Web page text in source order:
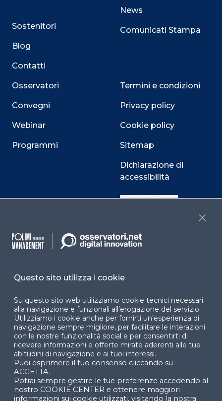
Sostenitori
Blog
Contatti
Osservatori
Convegni
Webinar
Programmi
News
Comunicati Stampa
Termini e condizioni
Privacy policy
Cookie policy
Sitemap
Dichiarazione di
accessibilità
Cookie Center
Facebook LinkedIn
© 2024 Copyright © Politecnico di Milano Dipartimento
di Ingegneria Gestionale
Questo sito utilizza i cookie
Su questo sito web utilizziamo cookie tecnici necessari
alla navigazione e funzionali all’erogazione del servizio.
Utilizziamo i cookie anche per fornirti un’esperienza di
navigazione sempre migliore, per facilitare le interazioni
con le nostre funzionalità social e per consentirti di
ricevere informazioni e offerte mirate aderenti alle tue
abitudini di navigazione e ai tuoi interessi.
Puoi esprimere il tuo consenso cliccando su
ACCETTA.
Potrai sempre gestire le tue preferenze accedendo al
nostro COOKIE CENTER e ottenere maggiori
informazioni sui cookie utilizzati, visitando la nostra